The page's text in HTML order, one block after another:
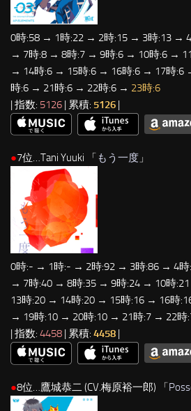
0時:58 → 1時:22 → 2時:15 → 3時:13 →
→ 7時:8 → 8時:7 → 9時:6 → 10時:6 →
→ 14時:6 → 15時:6 → 16時:6 → 17時:6
時:6 → 21時:6 → 22時:6 → 23時:6
| 指数: 5126 | 累積: 5126 |
●7位…Tani Yuuki 「 もう一度 」
0時:- → 1時:- → 2時:92 → 3時:86 → 4
→ 7時:40 → 8時:35 → 9時:24 → 10時
13時:20 → 14時:20 → 15時:16 → 16時
→ 19時:10 → 20時:10 → 21時:7 → 22時
| 指数: 4458 | 累積: 4458
●8位…鷹城恭二 (CV.梅原裕一郎) 「